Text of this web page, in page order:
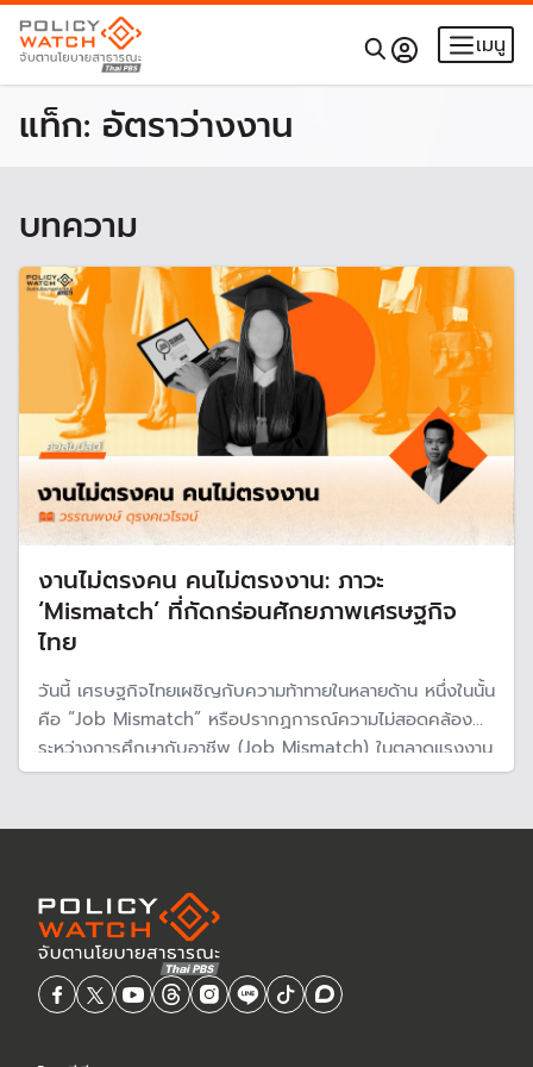
เมนู
แท็ก: อัตราว่างงาน
บทความ
งานไม่ตรงคน คนไม่ตรงงาน: ภาวะ
‘Mismatch’ ที่กัดกร่อนศักยภาพเศรษฐกิจ
ไทย
วันนี้ เศรษฐกิจไทยเผชิญกับความท้าทายในหลายด้าน หนึ่งในนั้น
คือ “Job Mismatch” หรือปรากฏการณ์ความไม่สอดคล้อง
ระหว่างการศึกษากับอาชีพ (Job Mismatch) ในตลาดแรงงาน